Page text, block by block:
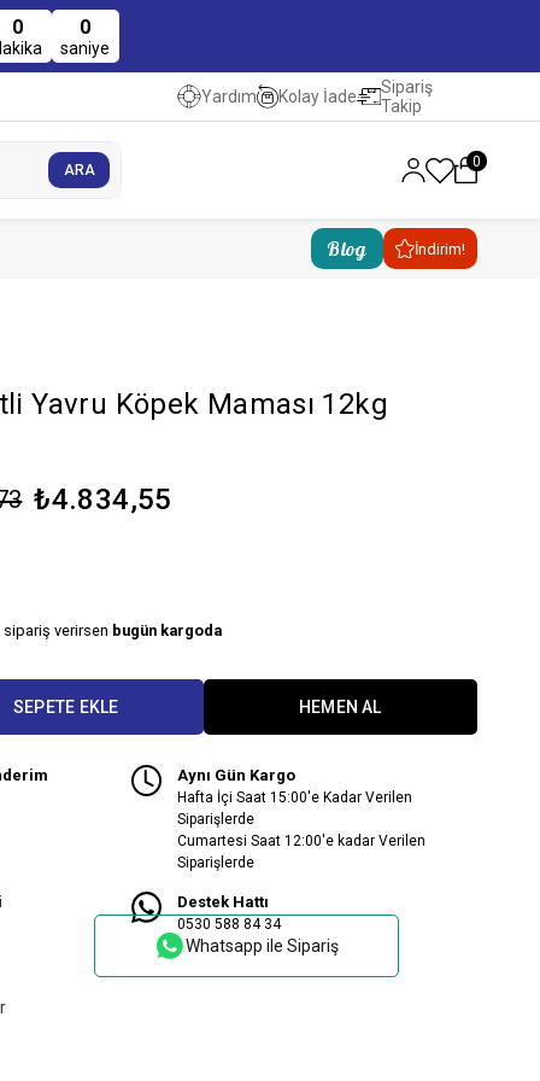
0 0
saniye
Yardım Kolay İade
Sipariş
Takip
0
Blog İndirim!
Yavru Köpek Maması 12kg
₺4.834,55
verirsen bugün kargoda
Aynı Gün Kargo
Hafta İçi Saat 15:00'e Kadar Verilen
Siparişlerde
Cumartesi Saat 12:00'e kadar Verilen
Siparişlerde
Destek Hattı
0530 588 84 34
Whatsapp ile Sipariş